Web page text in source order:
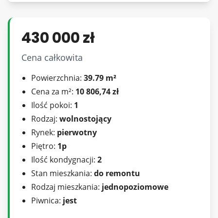
lokalizacja - 1,2km od centrum.
Silesia City Center oraz park Budnioka.
tramwaj, autobus.
Zapraszam do kontaktu.
Agent prowadzący:
Zbigniew Czebotorowicz
tel.: 792 888 777
e-mail: zbigniew.czebotorowicz@4katy.org
430 000 zł
Cena całkowita
Powierzchnia: 39.79 m²
Cena za m²: 10 806,74 zł
Ilość pokoi: 1
Rodzaj: wolnostojący
Rynek: pierwotny
Piętro: 1p
Ilość kondygnacji: 2
Stan mieszkania: do remontu
Rodzaj mieszkania: jednopoziomowe
Piwnica: jest